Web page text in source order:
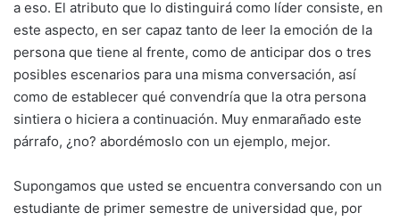
a eso. El atributo que lo distinguirá como líder consiste, en
este aspecto, en ser capaz tanto de leer la emoción de la
persona que tiene al frente, como de anticipar dos o tres
posibles escenarios para una misma conversación, así
como de establecer qué convendría que la otra persona
sintiera o hiciera a continuación. Muy enmarañado este
párrafo, ¿no? abordémoslo con un ejemplo, mejor.
Supongamos que usted se encuentra conversando con un
estudiante de primer semestre de universidad que, por